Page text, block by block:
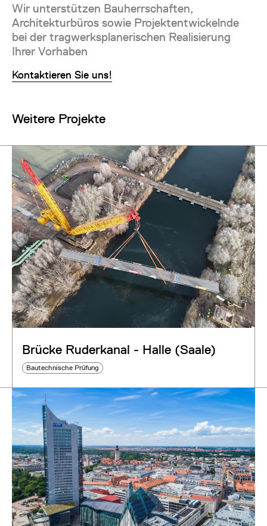
Wir unterstützen Bauherrschaften,
Architekturbüros sowie Projektentwickelnde
bei der tragwerksplanerischen Realisierung
Ihrer Vorhaben
Kontaktieren Sie uns!
Weitere Projekte
Brücke Ruderkanal - Halle (Saale)
Bautechnische Prüfung